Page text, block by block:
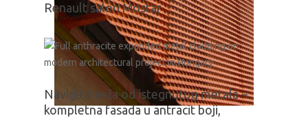
Renault salon Mostar
Navigli mreža od istegnutog metala –
kompletna fasada u antracit boji,